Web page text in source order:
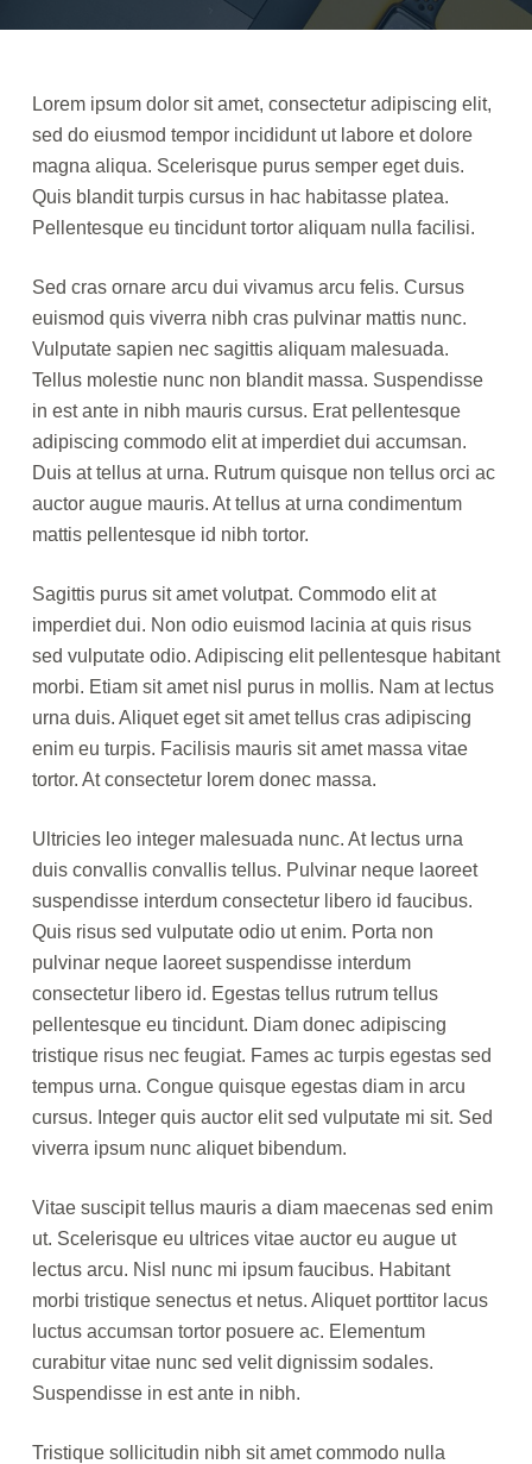
Lorem ipsum dolor sit amet, consectetur adipiscing elit,
sed do eiusmod tempor incididunt ut labore et dolore
magna aliqua. Scelerisque purus semper eget duis.
Quis blandit turpis cursus in hac habitasse platea.
Pellentesque eu tincidunt tortor aliquam nulla facilisi.
Sed cras ornare arcu dui vivamus arcu felis. Cursus
euismod quis viverra nibh cras pulvinar mattis nunc.
Vulputate sapien nec sagittis aliquam malesuada.
Tellus molestie nunc non blandit massa. Suspendisse
in est ante in nibh mauris cursus. Erat pellentesque
adipiscing commodo elit at imperdiet dui accumsan.
Duis at tellus at urna. Rutrum quisque non tellus orci ac
auctor augue mauris. At tellus at urna condimentum
mattis pellentesque id nibh tortor.
Sagittis purus sit amet volutpat. Commodo elit at
imperdiet dui. Non odio euismod lacinia at quis risus
sed vulputate odio. Adipiscing elit pellentesque habitant
morbi. Etiam sit amet nisl purus in mollis. Nam at lectus
urna duis. Aliquet eget sit amet tellus cras adipiscing
enim eu turpis. Facilisis mauris sit amet massa vitae
tortor. At consectetur lorem donec massa.
Ultricies leo integer malesuada nunc. At lectus urna
duis convallis convallis tellus. Pulvinar neque laoreet
suspendisse interdum consectetur libero id faucibus.
Quis risus sed vulputate odio ut enim. Porta non
pulvinar neque laoreet suspendisse interdum
consectetur libero id. Egestas tellus rutrum tellus
pellentesque eu tincidunt. Diam donec adipiscing
tristique risus nec feugiat. Fames ac turpis egestas sed
tempus urna. Congue quisque egestas diam in arcu
cursus. Integer quis auctor elit sed vulputate mi sit. Sed
viverra ipsum nunc aliquet bibendum.
Vitae suscipit tellus mauris a diam maecenas sed enim
ut. Scelerisque eu ultrices vitae auctor eu augue ut
lectus arcu. Nisl nunc mi ipsum faucibus. Habitant
morbi tristique senectus et netus. Aliquet porttitor lacus
luctus accumsan tortor posuere ac. Elementum
curabitur vitae nunc sed velit dignissim sodales.
Suspendisse in est ante in nibh.
Tristique sollicitudin nibh sit amet commodo nulla